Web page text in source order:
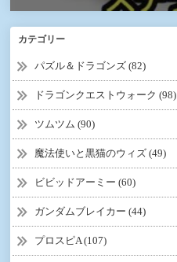
カテゴリー
パズル＆ドラゴンズ (82)
ドラゴンクエストウォーク (98)
ツムツム (90)
魔法使いと黒猫のウィズ (49)
ビビッドアーミー (60)
ガンダムブレイカー (44)
プロスピA (107)